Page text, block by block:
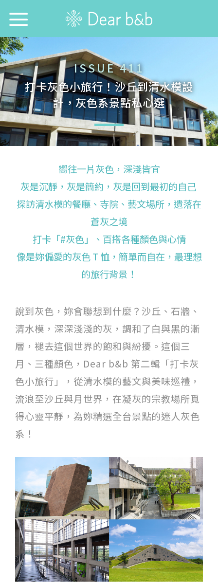
首頁
尋找旅宿防疫模範生！
想跟誰旅行？
想去哪旅行？
每週特輯
選擇語言： 中文 English 日本語
關於我們
服務條款
Like us on Facebook
Follow us on Instagram
ISSUE 411
打卡灰色小旅行！沙丘到清水模設
計，灰色系景點私心選
嚮往一片灰色，深淺皆宜
灰是沉靜，灰是簡約，灰是回到最初的自己
探訪清水模的餐廳、寺院、藝文場所，遺落在
蒼灰之境
打卡「#灰色」、百搭各種顏色與心情
像是妳偏愛的灰色 T 恤，簡單而自在，最理想
的旅行背景！
說到灰色，妳會聯想到什麼？沙丘、石牆、
清水模，深深淺淺的灰，調和了白與黑的漸
層，褪去這個世界的飽和與紛擾。這個三
月、三種顏色，Dear b&b 第二輯「打卡灰
色小旅行」，從清水模的藝文與美味巡禮，
流浪至沙丘與月世界，在凝灰的宗教場所覓
得心靈平靜，為妳精選全台景點的迷人灰色
系！